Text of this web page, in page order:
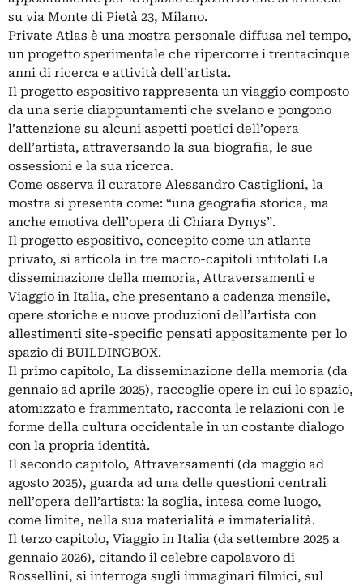
su via Monte di Pietà 23, Milano.
Private Atlas è una mostra personale diffusa nel tempo,
un progetto sperimentale che ripercorre i trentacinque
anni di ricerca e attività dell’artista.
Il progetto espositivo rappresenta un viaggio composto
da una serie diappuntamenti che svelano e pongono
l’attenzione su alcuni aspetti poetici dell’opera
dell’artista, attraversando la sua biografia, le sue
ossessioni e la sua ricerca.
Come osserva il curatore Alessandro Castiglioni, la
mostra si presenta come: “una geografia storica, ma
anche emotiva dell’opera di Chiara Dynys”.
Il progetto espositivo, concepito come un atlante
privato, si articola in tre macro-capitoli intitolati La
disseminazione della memoria, Attraversamenti e
Viaggio in Italia, che presentano a cadenza mensile,
opere storiche e nuove produzioni dell’artista con
allestimenti site-specific pensati appositamente per lo
spazio di BUILDINGBOX.
Il primo capitolo, La disseminazione della memoria (da
gennaio ad aprile 2025), raccoglie opere in cui lo spazio,
atomizzato e frammentato, racconta le relazioni con le
forme della cultura occidentale in un costante dialogo
con la propria identità.
Il secondo capitolo, Attraversamenti (da maggio ad
agosto 2025), guarda ad una delle questioni centrali
nell’opera dell’artista: la soglia, intesa come luogo,
come limite, nella sua materialità e immaterialità.
Il terzo capitolo, Viaggio in Italia (da settembre 2025 a
gennaio 2026), citando il celebre capolavoro di
Rossellini, si interroga sugli immaginari filmici, sul